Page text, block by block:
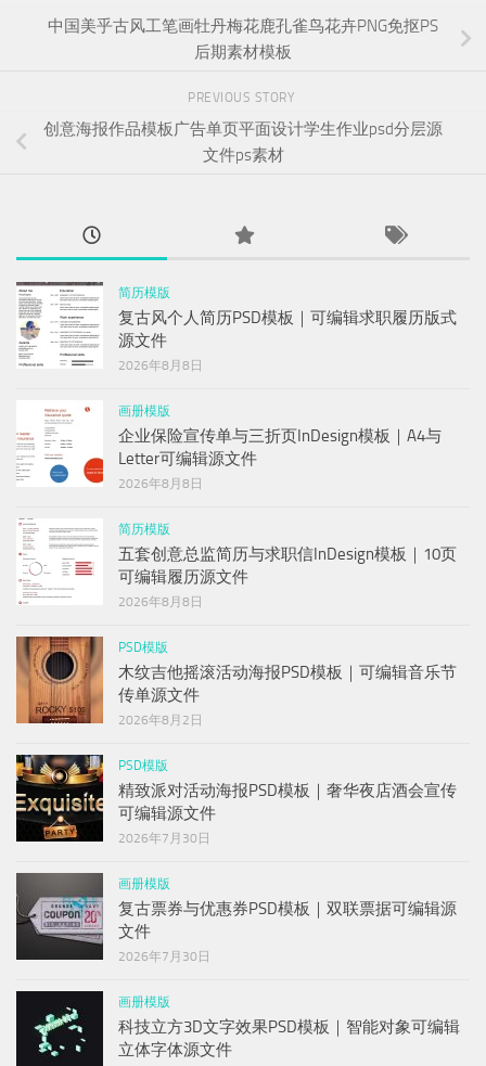
中国美乎古风工笔画牡丹梅花鹿孔雀鸟花卉PNG免抠PS
后期素材模板
PREVIOUS STORY
创意海报作品模板广告单页平面设计学生作业psd分层源
文件ps素材
简历模版
复古风个人简历PSD模板｜可编辑求职履历版式
源文件
2026年8月8日
画册模版
企业保险宣传单与三折页InDesign模板｜A4与
Letter可编辑源文件
2026年8月8日
简历模版
五套创意总监简历与求职信InDesign模板｜10页
可编辑履历源文件
2026年8月8日
PSD模版
木纹吉他摇滚活动海报PSD模板｜可编辑音乐节
传单源文件
2026年8月2日
PSD模版
精致派对活动海报PSD模板｜奢华夜店酒会宣传
可编辑源文件
2026年7月30日
画册模版
复古票券与优惠券PSD模板｜双联票据可编辑源
文件
2026年7月30日
画册模版
科技立方3D文字效果PSD模板｜智能对象可编辑
立体字体源文件